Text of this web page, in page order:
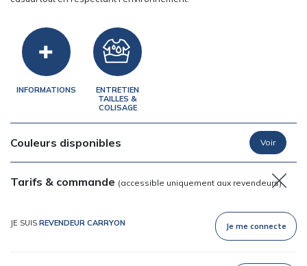
INFORMATIONS
ENTRETIEN
TAILLES &
COLISAGE
Couleurs disponibles
Tarifs & commande (accessible uniquement aux revendeurs)
JE SUIS REVENDEUR CARRYON Je me connecte